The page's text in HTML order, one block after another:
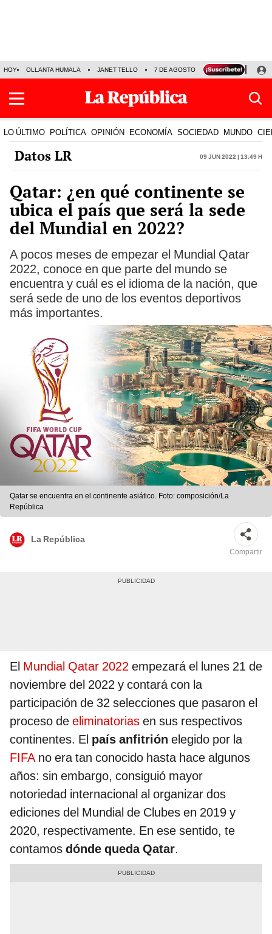
HOY OLLANTA HUMALA JANET TELLO 7 DE AGOSTO TINKA RESULTADOS
LO ÚLTIMO POLÍTICA OPINIÓN ECONOMÍA SOCIEDAD MUNDO
Datos LR 09 Jun 2022 | 13:49 h
Qatar: ¿en qué continente se
ubica el país que será la sede
del Mundial en 2022?
A pocos meses de empezar el Mundial Qatar
2022, conoce en que parte del mundo se
encuentra y cuál es el idioma de la nación, que
será sede de uno de los eventos deportivos
más importantes.
Qatar se encuentra en el continente asiático. Foto: composición/La
República
La República
Compartir
El Mundial Qatar 2022 empezará el lunes 21 de
noviembre del 2022 y contará con la
participación de 32 selecciones que pasaron el
proceso de eliminatorias en sus respectivos
continentes. El país anfitrión elegido por la
FIFAno era tan conocido hasta hace algunos
años: sin embargo, consiguió mayor
notoriedad internacional al organizar dos
ediciones del Mundial de Clubes en 2019 y
2020, respectivamente. En ese sentido, te
contamos dónde queda Qatar.